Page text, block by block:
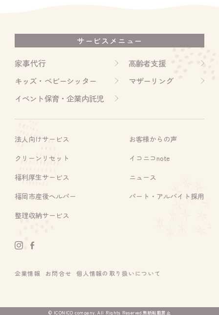
サービスメニュー
家事代行
高齢者支援
キッズ・ベビーシッター
マザーリング
イベント保育・企業内託児
法人向けサービス
クリーンリセット
福利厚生サービス
福岡市産後ヘルパー
整理収納サービス
お客様からの声
イコニコnote
ニュース
パート・アルバイト採用
企業情報 お問合せ 個人情報の取り扱いについて
© ICONICO company. All Rights Reserved.無断転載禁止